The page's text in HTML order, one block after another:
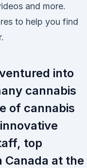
and more.
to help you find
into
cannabis
of cannabis
top
Canada at the